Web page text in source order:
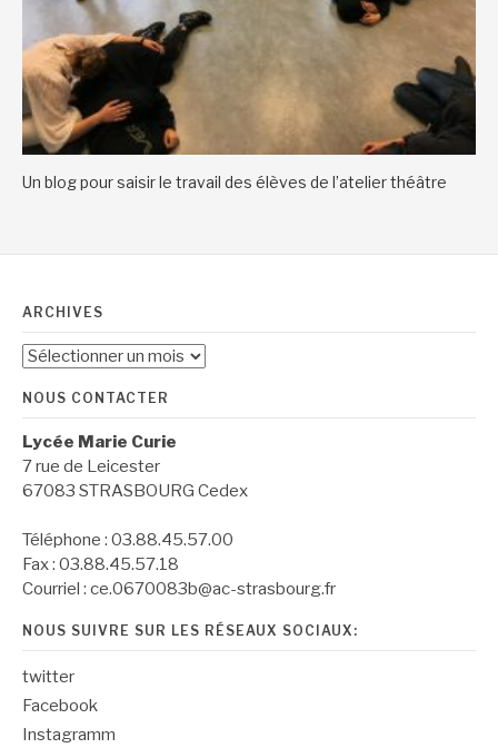
Un blog pour saisir le travail des élèves de l’atelier théâtre
ARCHIVES
Archives
NOUS CONTACTER
Lycée Marie Curie
7 rue de Leicester
67083 STRASBOURG Cedex
Téléphone : 03.88.45.57.00
Fax : 03.88.45.57.18
Courriel : ce.0670083b@ac-strasbourg.fr
NOUS SUIVRE SUR LES RÉSEAUX SOCIAUX:
twitter
Facebook
Instagramm